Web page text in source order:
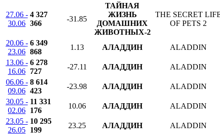
27.06 -
30.06
4 327
366
-31.85
ТАЙНАЯ
ЖИЗНЬ
ДОМАШНИХ
ЖИВОТНЫХ-2
THE SECRET
OF PETS 2
20.06 -
23.06
6 349
868
1.13 АЛАДДИН
ALADDIN
13.06 -
16.06
6 278
727
-27.11 АЛАДДИН
ALADDIN
06.06 -
09.06
8 614
423
-23.98 АЛАДДИН
ALADDIN
30.05 -
02.06
11 331
176
10.06 АЛАДДИН
ALADDIN
23.05 -
26.05
10 295
199
23.25 АЛАДДИН
ALADDIN